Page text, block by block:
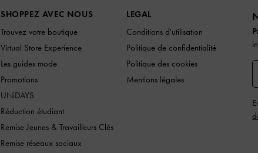
SHOPPEZ AVEC NOUS
Trouvez votre boutique
Virtual Store Experience
Les guides mode
Promotions
UNiDAYS
Réduction étudiant
Remise Jeunes & Travailleurs Clés
Remise réseaux sociaux
LEGAL
Conditions d'utilisation
Politique de confidentialité
Politique des cookies
Mentions légales